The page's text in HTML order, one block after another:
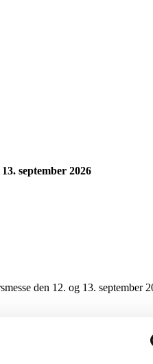
september 2026
den 12. og 13. september
om relationer, fællesskab og
tværs af butikker og